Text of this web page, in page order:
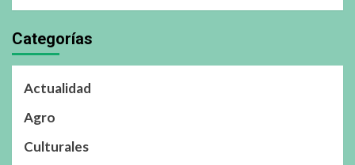
Categorías
Actualidad
Agro
Culturales